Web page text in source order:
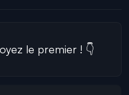
le premier ! 👇